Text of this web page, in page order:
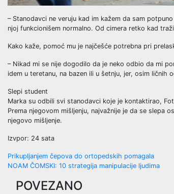
– Stanodavci ne veruju kad im kažem da sam
njoj funkcionišem normalno. Od cimera retko kad
Kako kaže, pomoć mu je najčešće potrebna pri
– Nikad mi se nije dogodilo da je neko odbio da mi
idem u teretanu, na bazen ili u šetnju, jer, osim ličnih
Slepi student
Marka su odbili svi stanodavci koje je kontaktirao,
Prema njegovom mišljenju, najvažnije je da se slepa
njegovo mišljenje.
Izvpor: 24 sata
Post
navigation
Prikupljanjem čepova do ortopedskih pomagala
NOAM ČOMSKI: 10 strategija manipulacije ljudima
POVEZANO